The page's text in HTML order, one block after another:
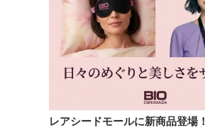
レアシードモールに新商品登場！